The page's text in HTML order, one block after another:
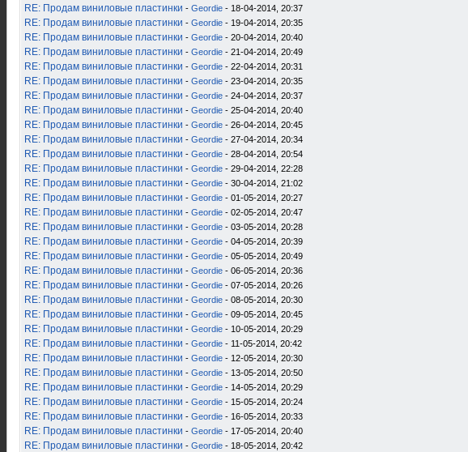
RE: Продам виниловые пластинки - Geordie - 18-04-2014, 20:37
RE: Продам виниловые пластинки - Geordie - 19-04-2014, 20:35
RE: Продам виниловые пластинки - Geordie - 20-04-2014, 20:40
RE: Продам виниловые пластинки - Geordie - 21-04-2014, 20:49
RE: Продам виниловые пластинки - Geordie - 22-04-2014, 20:31
RE: Продам виниловые пластинки - Geordie - 23-04-2014, 20:35
RE: Продам виниловые пластинки - Geordie - 24-04-2014, 20:37
RE: Продам виниловые пластинки - Geordie - 25-04-2014, 20:40
RE: Продам виниловые пластинки - Geordie - 26-04-2014, 20:45
RE: Продам виниловые пластинки - Geordie - 27-04-2014, 20:34
RE: Продам виниловые пластинки - Geordie - 28-04-2014, 20:54
RE: Продам виниловые пластинки - Geordie - 29-04-2014, 22:28
RE: Продам виниловые пластинки - Geordie - 30-04-2014, 21:02
RE: Продам виниловые пластинки - Geordie - 01-05-2014, 20:27
RE: Продам виниловые пластинки - Geordie - 02-05-2014, 20:47
RE: Продам виниловые пластинки - Geordie - 03-05-2014, 20:28
RE: Продам виниловые пластинки - Geordie - 04-05-2014, 20:39
RE: Продам виниловые пластинки - Geordie - 05-05-2014, 20:49
RE: Продам виниловые пластинки - Geordie - 06-05-2014, 20:36
RE: Продам виниловые пластинки - Geordie - 07-05-2014, 20:26
RE: Продам виниловые пластинки - Geordie - 08-05-2014, 20:30
RE: Продам виниловые пластинки - Geordie - 09-05-2014, 20:45
RE: Продам виниловые пластинки - Geordie - 10-05-2014, 20:29
RE: Продам виниловые пластинки - Geordie - 11-05-2014, 20:42
RE: Продам виниловые пластинки - Geordie - 12-05-2014, 20:30
RE: Продам виниловые пластинки - Geordie - 13-05-2014, 20:50
RE: Продам виниловые пластинки - Geordie - 14-05-2014, 20:29
RE: Продам виниловые пластинки - Geordie - 15-05-2014, 20:24
RE: Продам виниловые пластинки - Geordie - 16-05-2014, 20:33
RE: Продам виниловые пластинки - Geordie - 17-05-2014, 20:40
RE: Продам виниловые пластинки - Geordie - 18-05-2014, 20:42